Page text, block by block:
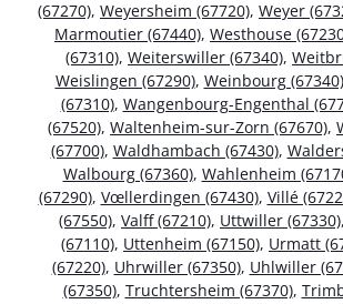
(67270), Weyersheim (67720), Weyer
Marmoutier (67440), Westhouse
(67310), Weiterswiller (67340),
Weislingen (67290), Weinbourg (67340)
(67310), Wangenbourg-Engenthal
(67520), Waltenheim-sur-Zorn (67670),
(67700), Waldhambach (67430),
Walbourg (67360), Wahlenheim
(67290), Vœllerdingen (67430), Villé
(67550), Valff (67210), Uttwiller (67330),
(67110), Uttenheim (67150), Urmatt
(67220), Uhrwiller (67350), Uhlwiller
(67350), Truchtersheim (67370),